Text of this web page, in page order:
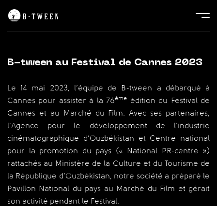
B-tween au Festival de Cannes 2023
Le 14 mai 2023, l’équipe de B-tween a débarqué à
Cannes pour assister à la 76ème
édition du Festival de
Cannes et au Marché du Film. Avec ses partenaires,
l’Agence pour le développement de l’industrie
cinématographique d’Ouzbékistan et Centre national
pour la promotion du pays (« National PR-centre »)
rattachés au Ministère de la Culture et du Tourisme de
la République d’Ouzbékistan, notre société a préparé le
Pavillon National du pays au Marché du Film et gérait
son activité pendant le Festival.